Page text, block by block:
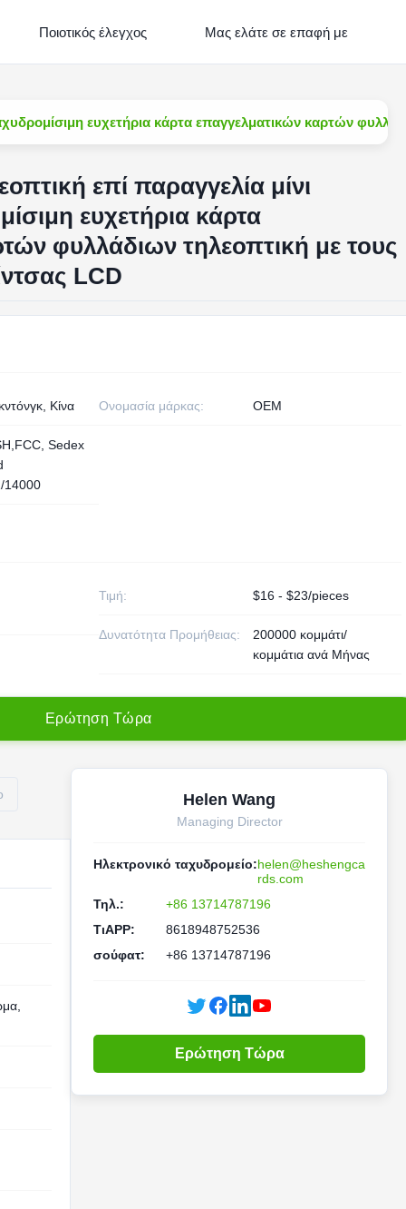
Ποιοτικός έλεγχος Μας ελάτε σε επαφή με
ευχετήρια κάρτα επαγγελματικών καρτών
επί παραγγελία μίνι
ευχετήρια κάρτα
φυλλάδιων τηλεοπτική με τους
LCD
Κίνα Ονομασία μάρκας: OEM
Sedex
14000
Τιμή: $16 - $23/pieces
Δυνατότητα Προμήθειας:
200000 κομμάτι/
κομμάτια ανά Μήνας
Ερώτηση Τώρα
Helen Wang
Managing Director
Ηλεκτρονικό ταχυδρομείο:helen@heshengca
rds.com
Τηλ.:
+86 13714787196
ΤιAPP:
8618948752536
σούφατ:
+86 13714787196
Ερώτηση Τώρα